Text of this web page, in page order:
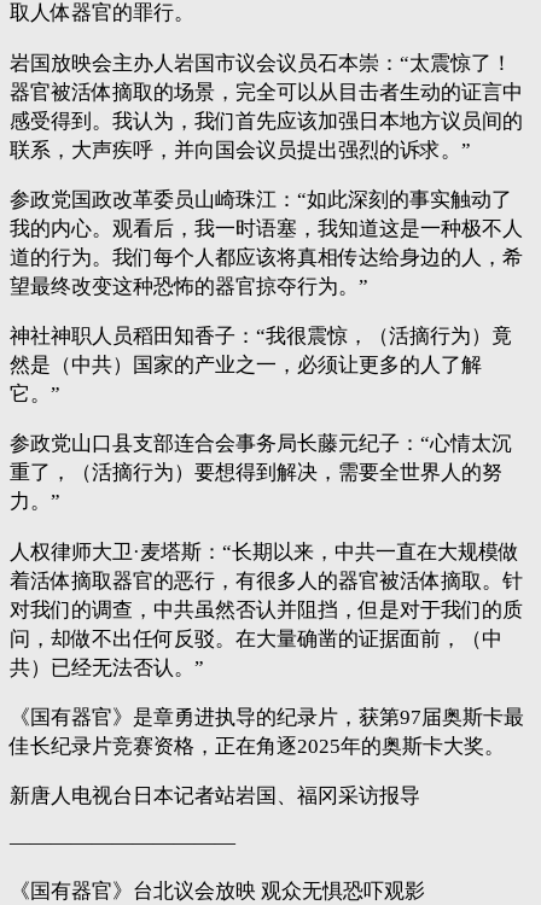
取人体器官的罪行。
岩国放映会主办人岩国市议会议员石本崇：“太震惊了！
器官被活体摘取的场景，完全可以从目击者生动的证言中
感受得到。我认为，我们首先应该加强日本地方议员间的
联系，大声疾呼，并向国会议员提出强烈的诉求。”
参政党国政改革委员山崎珠江：“如此深刻的事实触动了
我的内心。观看后，我一时语塞，我知道这是一种极不人
道的行为。我们每个人都应该将真相传达给身边的人，希
望最终改变这种恐怖的器官掠夺行为。”
神社神职人员稻田知香子：“我很震惊，（活摘行为）竟
然是（中共）国家的产业之一，必须让更多的人了解
它。”
参政党山口县支部连合会事务局长藤元纪子：“心情太沉
重了，（活摘行为）要想得到解决，需要全世界人的努
力。”
人权律师大卫·麦塔斯：“长期以来，中共一直在大规模做
着活体摘取器官的恶行，有很多人的器官被活体摘取。针
对我们的调查，中共虽然否认并阻挡，但是对于我们的质
问，却做不出任何反驳。在大量确凿的证据面前，（中
共）已经无法否认。”
《国有器官》是章勇进执导的纪录片，获第97届奥斯卡最
佳长纪录片竞赛资格，正在角逐2025年的奥斯卡大奖。
新唐人电视台日本记者站岩国、福冈采访报导
———————————
《国有器官》台北议会放映 观众无惧恐吓观影